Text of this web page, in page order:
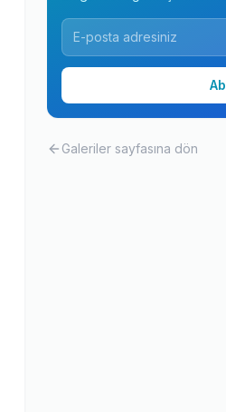
Galeriler sayfasına dön